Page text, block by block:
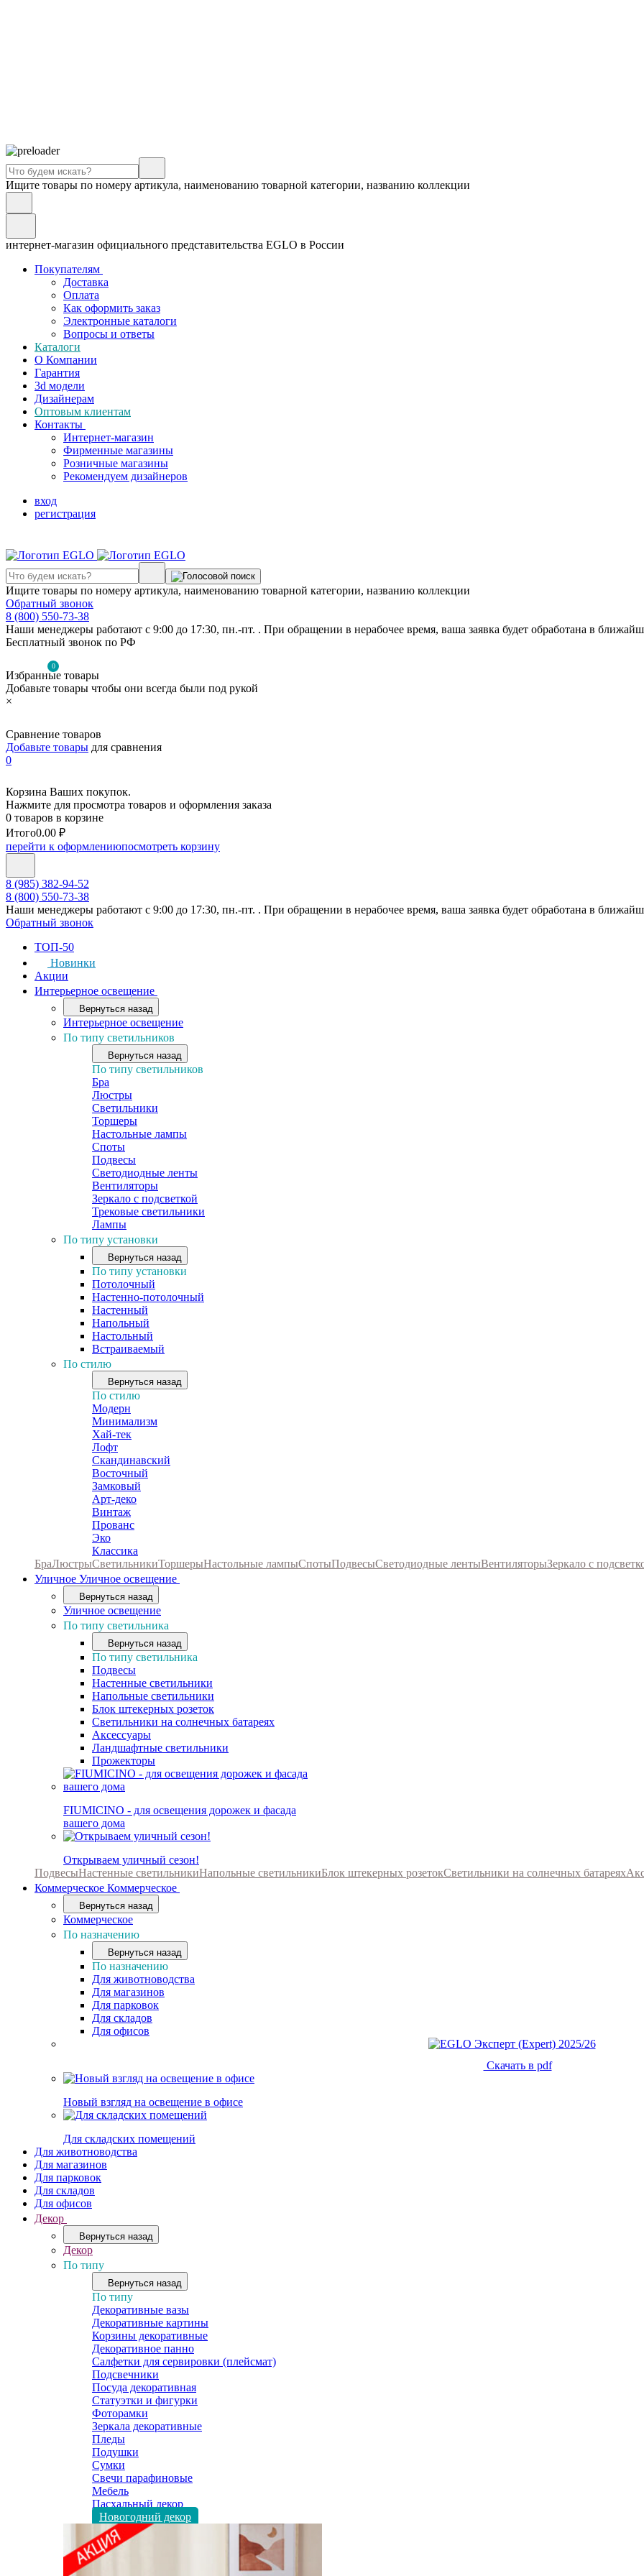
Ищите товары по номеру артикула, наименованию товарной категории, названию коллекции
интернет-магазин официального представительства EGLO в России
Покупателям
Доставка
Оплата
Как оформить заказ
Электронные каталоги
Вопросы и ответы
Каталоги
О Компании
Гарантия
3d модели
Дизайнерам
Оптовым клиентам
Контакты
Интернет-магазин
Фирменные магазины
Розничные магазины
Рекомендуем дизайнеров
вход
регистрация
Ищите товары по номеру артикула, наименованию товарной категории, названию коллекции
Обратный звонок
8 (800) 550-73-38
Наши менеджеры работают с 9:00 до 17:30, пн.-пт. . При обращении в нерабочее время, ваша заявка будет обработана в
Бесплатный звонок по РФ
0
Избранные товары
Добавьте товары чтобы они всегда были под рукой
×
Сравнение товаров
Добавьте товары для сравнения
0
Корзина Ваших покупок.
Нажмите для просмотра товаров и оформления заказа
0 товаров в корзине
Итого0.00 ₽
перейти к оформлениюпосмотреть корзину
8 (985) 382-94-52
8 (800) 550-73-38
Наши менеджеры работают с 9:00 до 17:30, пн.-пт. . При обращении в нерабочее время, ваша заявка будет обработана в
Обратный звонок
ТОП-50
Новинки
Акции
Интерьерное освещение
Вернуться назад
Интерьерное освещение
По типу светильников
Вернуться назад
По типу светильников
Бра
Люстры
Светильники
Торшеры
Настольные лампы
Споты
Подвесы
Светодиодные ленты
Вентиляторы
Зеркало с подсветкой
Трековые светильники
Лампы
По типу установки
Вернуться назад
По типу установки
Потолочный
Настенно-потолочный
Настенный
Напольный
Настольный
Встраиваемый
По стилю
Вернуться назад
По стилю
Модерн
Минимализм
Хай-тек
Лофт
Скандинавский
Восточный
Замковый
Арт-деко
Винтаж
Прованс
Эко
Классика
БраЛюстрыСветильникиТоршерыНастольные лампыСпотыПодвесыСветодиодные лентыВентиляторыЗеркало с
Уличное Уличное освещение
Вернуться назад
Уличное освещение
По типу светильника
Вернуться назад
По типу светильника
Подвесы
Настенные светильники
Напольные светильники
Блок штекерных розеток
Светильники на солнечных батареях
Аксессуары
Ландшафтные светильники
Прожекторы
FIUMICINO - для освещения дорожек и фасада
вашего дома
Открываем уличный сезон!
ПодвесыНастенные светильникиНапольные светильникиБлок штекерных розетокСветильники на солнечных батареях
Коммерческое Коммерческое
Вернуться назад
Коммерческое
По назначению
Вернуться назад
По назначению
Для животноводства
Для магазинов
Для парковок
Для складов
Для офисов
Скачать в pdf
Новый взгляд на освещение в офисе
Для складских помещений
Для животноводства
Для магазинов
Для парковок
Для складов
Для офисов
Декор
Вернуться назад
Декор
По типу
Вернуться назад
По типу
Декоративные вазы
Декоративные картины
Корзины декоративные
Декоративное панно
Салфетки для сервировки (плейсмат)
Подсвечники
Посуда декоративная
Статуэтки и фигурки
Фоторамки
Зеркала декоративные
Пледы
Подушки
Сумки
Свечи парафиновые
Мебель
Пасхальный декор
Новогодний декор